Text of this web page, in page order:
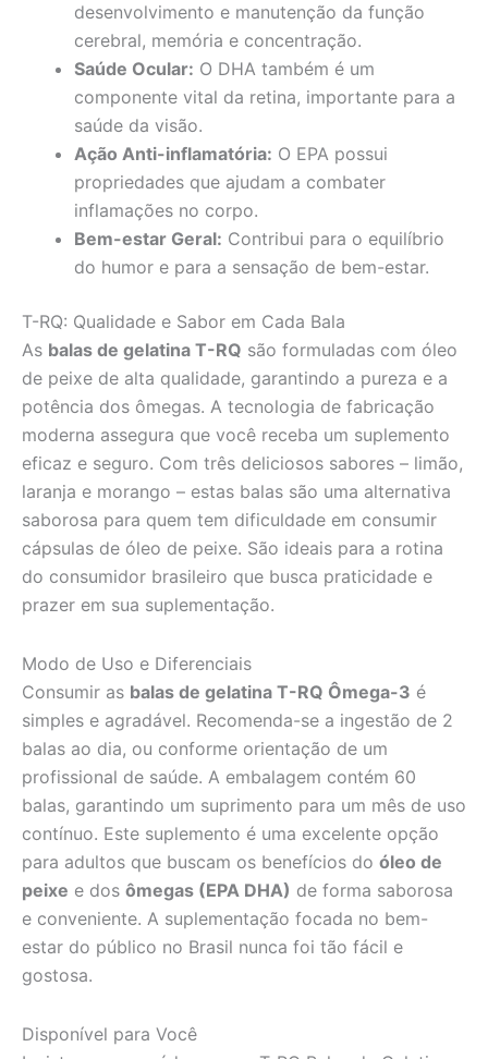
desenvolvimento e manutenção da função
cerebral, memória e concentração.
Saúde Ocular: O DHA também é um
componente vital da retina, importante para a
saúde da visão.
Ação Anti-inflamatória: O EPA possui
propriedades que ajudam a combater
inflamações no corpo.
Bem-estar Geral: Contribui para o equilíbrio
do humor e para a sensação de bem-estar.
T-RQ: Qualidade e Sabor em Cada Bala
As balas de gelatina T-RQ são formuladas com óleo
de peixe de alta qualidade, garantindo a pureza e a
potência dos ômegas. A tecnologia de fabricação
moderna assegura que você receba um suplemento
eficaz e seguro. Com três deliciosos sabores – limão,
laranja e morango – estas balas são uma alternativa
saborosa para quem tem dificuldade em consumir
cápsulas de óleo de peixe. São ideais para a rotina
do consumidor brasileiro que busca praticidade e
prazer em sua suplementação.
Modo de Uso e Diferenciais
Consumir as balas de gelatina T-RQ Ômega-3 é
simples e agradável. Recomenda-se a ingestão de 2
balas ao dia, ou conforme orientação de um
profissional de saúde. A embalagem contém 60
balas, garantindo um suprimento para um mês de uso
contínuo. Este suplemento é uma excelente opção
para adultos que buscam os benefícios do óleo de
peixe e dos ômegas (EPA DHA) de forma saborosa
e conveniente. A suplementação focada no bem-
estar do público no Brasil nunca foi tão fácil e
gostosa.
Disponível para Você